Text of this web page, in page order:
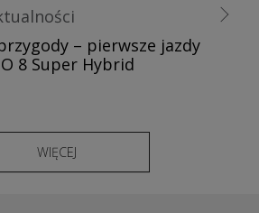
– pierwsze jazdy
8 Super Hybrid
WIĘCEJ